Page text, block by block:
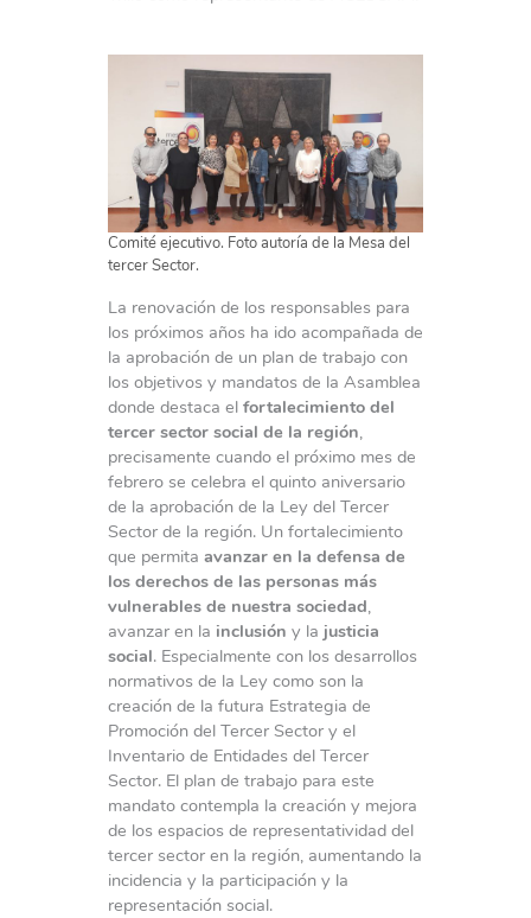
Comité ejecutivo. Foto autoría de la Mesa del
tercer Sector.
La renovación de los responsables para
los próximos años ha ido acompañada de
la aprobación de un plan de trabajo con
los objetivos y mandatos de la Asamblea
donde destaca el fortalecimiento del
tercer sector social de la región,
precisamente cuando el próximo mes de
febrero se celebra el quinto aniversario
de la aprobación de la Ley del Tercer
Sector de la región. Un fortalecimiento
que permita avanzar en la defensa de
los derechos de las personas más
vulnerables de nuestra sociedad,
avanzar en la inclusión y la justicia
social. Especialmente con los desarrollos
normativos de la Ley como son la
creación de la futura Estrategia de
Promoción del Tercer Sector y el
Inventario de Entidades del Tercer
Sector. El plan de trabajo para este
mandato contempla la creación y mejora
de los espacios de representatividad del
tercer sector en la región, aumentando la
incidencia y la participación y la
representación social.